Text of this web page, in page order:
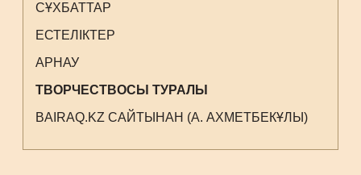
СҰХБАТТАР
ЕСТЕЛІКТЕР
АРНАУ
ТВОРЧЕСТВОСЫ ТУРАЛЫ
BAIRAQ.KZ САЙТЫНАН (А. АХМЕТБЕКҰЛЫ)